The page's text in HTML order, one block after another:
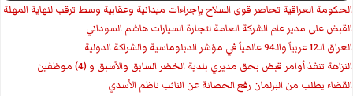
الحكومة العراقية تحاصر قوى السلاح بإجراءات ميدانية وعقابية وسط ترقب لنهاية المهلة
القبض على مدير عام الشركة العامة لتجارة السيارات هاشم السوداني
العراق الـ12 عربياً والـ94 عالمياً في مؤشر الدبلوماسية والشراكة الدولية
النزاهة تنفذ أوامر قبض بحق مديري بلدية الخضر السابق والأسبق و (4) موظفين
القضاء يطلب من البرلمان رفع الحصانة عن النائب ناظم الأسدي